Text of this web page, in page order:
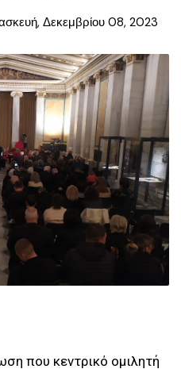
Δεκεμβρίου 08, 2023
που κεντρικό ομιλητή